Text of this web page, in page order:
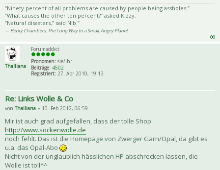
“Ninety percent of all problems are caused by people being assholes.”
“What causes the other ten percent?” asked Kizzy.
“Natural disasters,” said Nib.”
― Becky Chambers, The Long Way to a Small, Angry Planet
Thalliana
Forumaddict
Pronomen: sie/ihr
Beiträge: 4502
Registriert: 27. Apr 2010, 19:13
Re: Links Wolle & Co
von Thalliana » 10. Feb 2012, 06:59
Mir ist auch grad aufgefallen, dass der tolle Shop
http://www.sockenwolle.de
noch fehlt. Das ist die Homepage von Zwerger Garn/Opal, da gibt es
u.a. das Opal-Abo
Nicht von der unglaublich hässlichen HP abschrecken lassen, die
Wolle ist toll^^